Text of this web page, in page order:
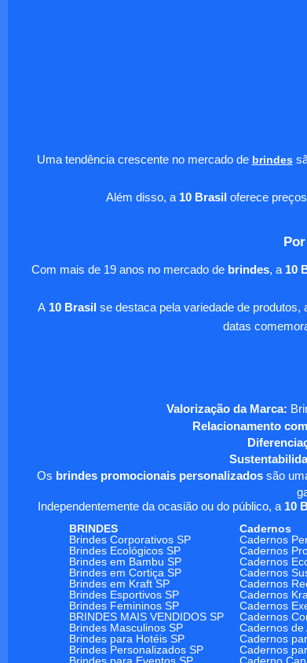
Uma tendência crescente no mercado de brindes
Além disso, a 10 Brasil oferece
Com mais de 19 anos no mercado de brindes, a 10
A10 Brasil se destaca pela variedade de
datas
Valorização da Marca:
Relacionamento
Os brindes promocionais personalizados são
Independentemente da ocasião ou do público, a 10
BRINDES
Cadernos
Brindes Corporativos SP
Cadernos
Brindes Ecológicos SP
Cadernos
Brindes em Bambu SP
Cadernos
Brindes em Cortiça SP
Cadernos
Brindes em Kraft SP
Cadernos
Brindes Esportivos SP
Cadernos
Brindes Femininos SP
Cadernos
BRINDES MAIS VENDIDOS SP
Cadernos
Brindes Masculinos SP
Cadernos de
Brindes para Hotéis SP
Cadernos
Brindes Personalizados SP
Cadernos